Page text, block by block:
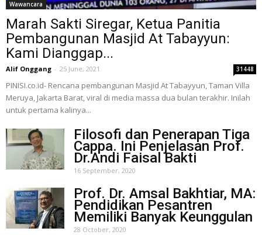
Wawancara
Marah Sakti Siregar, Ketua Panitia
Pembangunan Masjid At Tabayyun:
Kami Dianggap...
Alif Onggang - 25 June, 2021 31448
PINISI.co.id- Rencana pembangunan Masjid At Tabayyun, Taman Villa
Meruya, Jakarta Barat, viral di media massa dua bulan terakhir. Inilah
untuk pertama kalinya...
Filosofi dan Penerapan Tiga
Cappa. Ini Penjelasan Prof.
Dr.Andi Faisal Bakti
16 September, 2020
Prof. Dr. Amsal Bakhtiar, MA:
Pendidikan Pesantren
Memiliki Banyak Keunggulan
28 October, 2020